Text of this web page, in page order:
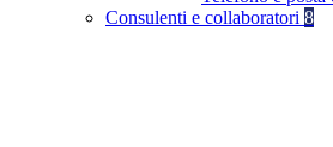
Consulenti e collaboratori 8